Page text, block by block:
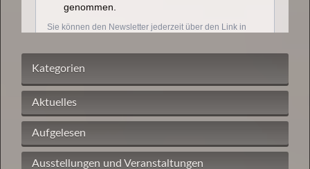
Kategorien
Aktuelles
Aufgelesen
Ausstellungen und Veranstaltungen